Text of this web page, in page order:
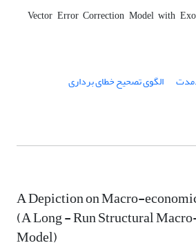
[1]. Vector Error Correction Model with
الگوی تصحیح خطای برداری
A Depiction on Macro-
(A Long - Run Structural
Model)